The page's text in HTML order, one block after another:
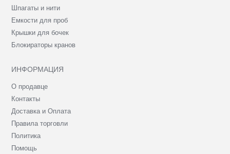
Шпагаты и нити
Емкости для проб
Крышки для бочек
Блокираторы кранов
ИНФОРМАЦИЯ
О продавце
Контакты
Доставка и Оплата
Правила торговли
Политика
Помощь